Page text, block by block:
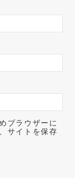
ブラウザーに
サイトを保存